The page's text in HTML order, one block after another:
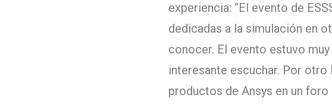
experiencia: “El evento de
dedicadas a la simulación en
conocer. El evento estuvo
interesante escuchar. Por
productos de Ansys en un